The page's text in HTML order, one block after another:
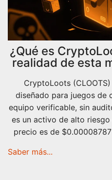
¿Qué es
realidad de esta
bajo riesgo y
CryptoLoots
diseñado para juegos de
equipo verificable, sin
es un activo de alto
precio es de
Saber más...